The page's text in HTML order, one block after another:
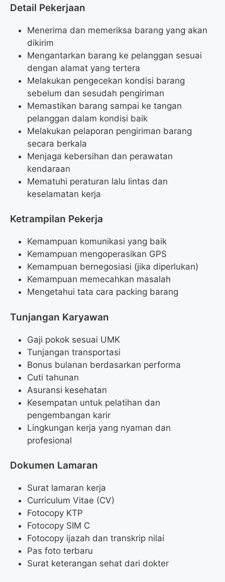
Detail Pekerjaan
Menerima dan memeriksa barang yang akan
dikirim
Mengantarkan barang ke pelanggan sesuai
dengan alamat yang tertera
Melakukan pengecekan kondisi barang
sebelum dan sesudah pengiriman
Memastikan barang sampai ke tangan
pelanggan dalam kondisi baik
Melakukan pelaporan pengiriman barang
secara berkala
Menjaga kebersihan dan perawatan
kendaraan
Mematuhi peraturan lalu lintas dan
keselamatan kerja
Ketrampilan Pekerja
Kemampuan komunikasi yang baik
Kemampuan mengoperasikan GPS
Kemampuan bernegosiasi (jika diperlukan)
Kemampuan memecahkan masalah
Mengetahui tata cara packing barang
Tunjangan Karyawan
Gaji pokok sesuai UMK
Tunjangan transportasi
Bonus bulanan berdasarkan performa
Cuti tahunan
Asuransi kesehatan
Kesempatan untuk pelatihan dan
pengembangan karir
Lingkungan kerja yang nyaman dan
profesional
Dokumen Lamaran
Surat lamaran kerja
Curriculum Vitae (CV)
Fotocopy KTP
Fotocopy SIM C
Fotocopy ijazah dan transkrip nilai
Pas foto terbaru
Surat keterangan sehat dari dokter